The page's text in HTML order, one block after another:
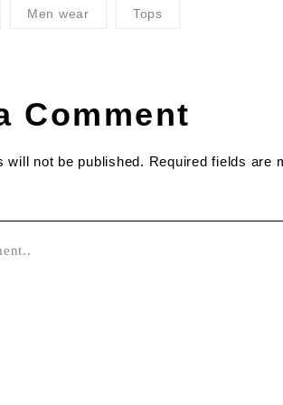
Men wear Tops
Comment
will not be published. Required fields are